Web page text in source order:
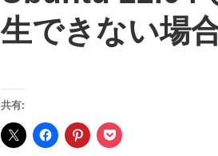
生できない場
共有: